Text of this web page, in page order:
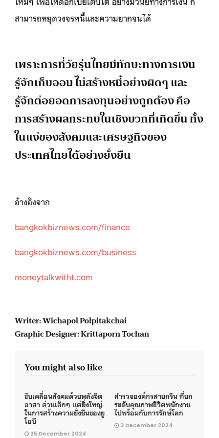
สามารถหยุดวงจรหนี้และความยากจนได้
เพราะการที่วัยรุ่นไทยมีทักษะทางการเงิน
รู้จักเก็บออม ไม่สร้างหนี้อย่างผิดๆ และ
รู้จักต่อยอดการลงทุนอย่างถูกต้อง คือ
การสร้างผลกระทบในเชิงบวกที่เกิดขึ้น ทั้ง
ในแง่ของสังคมและเศรษฐกิจของ
ประเทศไทยได้อย่างยั่งยืน
อ้างอิงจาก
bangkokbiznews.com/finance
bangkokbiznews.com/business
moneytalkwitht.com
Writer: Wichapol Polpitakchai
Graphic Designer: Krittaporn Tochan
You might also like
ขับเคลื่อนสังคมด้วยพลังจิต
อาสา ส่วนเล็กๆ แต่ยิ่งใหญ่
ในการสร้างความยั่งยืนของยู
โอบี
25 December 2024
สำรวจองค์กรสายกรีน ที่ยก
ระดับคุณภาพชีวิตพนักงาน
ไปพร้อมกับการรักษ์โลก
3 December 2024